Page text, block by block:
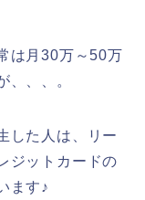
は月30万～50万
、、、。
した人は、リー
ジットカードの
ます♪